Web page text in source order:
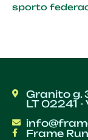
sporto
Granito g.
LT 02241 -
Frame